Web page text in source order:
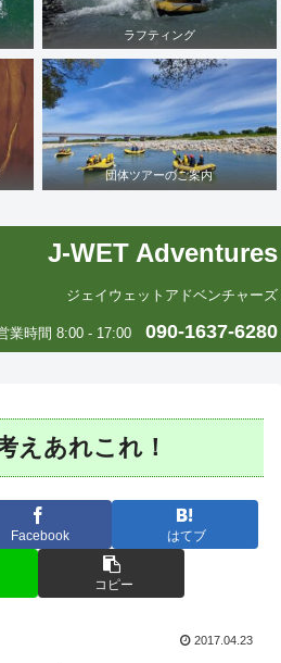
ラフティング
団体ツアーのご案内
J-WET Adventures
ジェイウェットアドベンチャーズ
業時間 8:00 - 17:00 090-1637-6280
えあれこれ！
Facebook はてブ
コピー
2017.04.23